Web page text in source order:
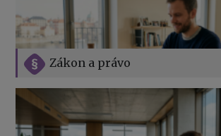
Zákon a právo
Jak na podnikání při rodičovské dovolené